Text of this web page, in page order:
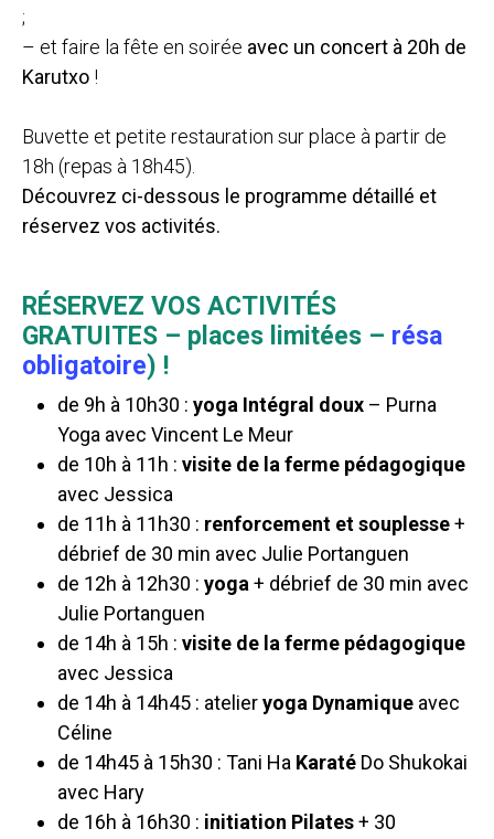
;
– et faire la fête en soirée avec un concert à 20h de
Karutxo !
Buvette et petite restauration sur place à partir de
18h (repas à 18h45).
Découvrez ci-dessous le programme détaillé et
réservez vos activités.
RÉSERVEZ VOS ACTIVITÉS
GRATUITES – places limitées – résa
obligatoire) !
de 9h à 10h30 : yoga Intégral doux – Purna
Yoga avec Vincent Le Meur
de 10h à 11h : visite de la ferme pédagogique
avec Jessica
de 11h à 11h30 : renforcement et souplesse+
débrief de 30 min avec Julie Portanguen
de 12h à 12h30 : yoga + débrief de 30 min avec
Julie Portanguen
de 14h à 15h : visite de la ferme pédagogique
avec Jessica
de 14h à 14h45 : atelieryoga Dynamique avec
Céline
de 14h45 à 15h30 : Tani Ha Karaté Do Shukokai
avec Hary
de 16h à 16h30 : initiation Pilates+ 30